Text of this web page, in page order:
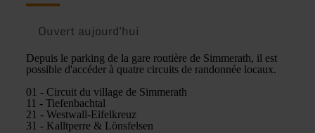
Ouvert aujourd'hui
Depuis le parking de la gare routière de Simmerath, il est
possible d'accéder à quatre circuits de randonnée locaux.
01 - Circuit du village de Simmerath
11 - Tiefenbachtal
21 - Westwall-Eifelkreuz
31 - Kalltperre & Lönsfelsen